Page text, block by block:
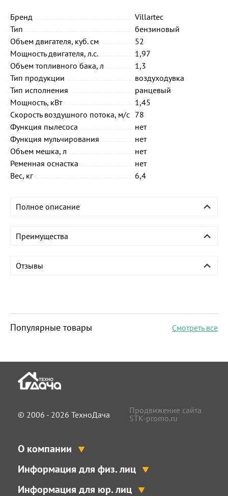
Бренд
Villartec
Тип
бензиновый
Объем двигателя, куб. см
52
Мощность двигателя, л.с.
1,97
Объем топливного бака, л
1,3
Тип продукции
воздуходувка
Тип исполнения
ранцевый
Мощность, кВт
1,45
Скорость воздушного потока, м/с 78
Функция пылесоса
нет
Функция мульчирования
нет
Объем мешка, л
нет
Ременная оснастка
нет
Вес, кг
6,4
Полное описание
Преимущества
Отзывы
Популярные товары Смотреть все
© 2006 - 2026 ТехноДача
Продвижение сайта
STK-promo.ru
О компании
Информация для физ. лиц
Информация для юр. лиц